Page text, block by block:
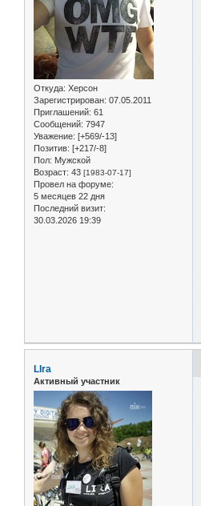
Откуда: Херсон
Зарегистрирован: 07.05.2011
Приглашений: 61
Сообщений: 7947
Уважение: [+569/-13]
Позитив: [+217/-8]
Пол: Мужской
Возраст: 43 [1983-07-17]
Провел на форуме:
5 месяцев 22 дня
Последний визит:
30.03.2026 19:39
LIra
Активный участник